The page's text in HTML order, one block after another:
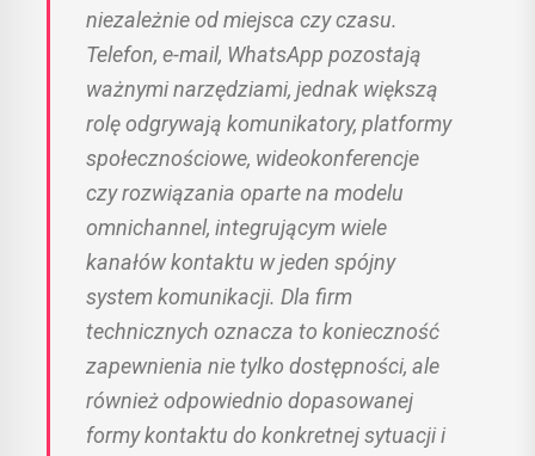
niezależnie od miejsca czy czasu.
Telefon, e-mail, WhatsApp pozostają
ważnymi narzędziami, jednak większą
rolę odgrywają komunikatory, platformy
społecznościowe, wideokonferencje
czy rozwiązania oparte na modelu
omnichannel, integrującym wiele
kanałów kontaktu w jeden spójny
system komunikacji. Dla firm
technicznych oznacza to konieczność
zapewnienia nie tylko dostępności, ale
również odpowiednio dopasowanej
formy kontaktu do konkretnej sytuacji i